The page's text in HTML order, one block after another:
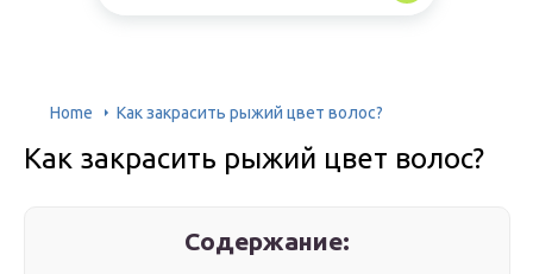
Home Как закрасить рыжий цвет волос?
Как закрасить рыжий цвет волос?
Содержание: